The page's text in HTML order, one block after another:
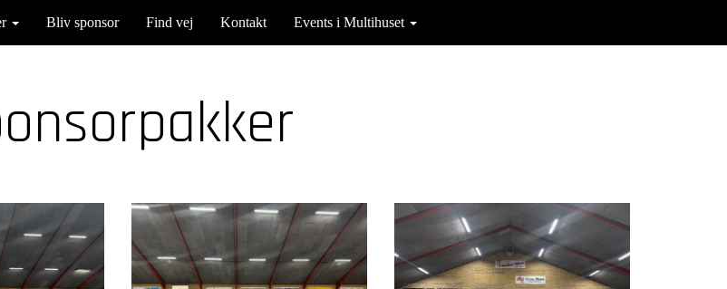
Bliv sponsor Find vej Kontakt Events i Multihuset